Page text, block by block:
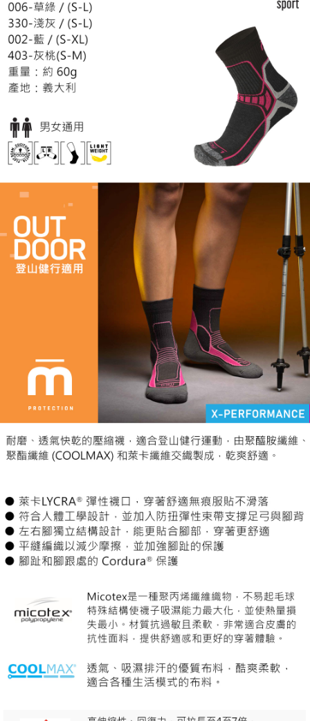
１．透過由恩沛科技股份有限公司提供之「AFTEE先享後付」服務完成之交
易，需依本服務之必要範圍內提供個人資料，並將交易相關給付款項請求債
權轉讓予恩沛科技股份有限公司。
２．關於個人資料處理事宜，請瀏覽以下網址：
https://aftee.tw/terms/#terms3
３．未成年的使用者請事先徵得法定代理人或監護人之同意方可使用
「AFTEE先享後付」，若未經同意申辦者引起之損失，本公司不負相關責
任。
４．使用「AFTEE先享後付」時，將依據個別帳號之用戶狀況，依本公司即
時審查核予不同之上限額度；若仍有額度不足之情形，本公司將視審查結果
請求用戶進行身份認證。
５．嚴禁一人註冊多個帳號或使用他人資訊註冊。若發現惡意使用之情形，
恩沛科技股份有限公司將有權停止該用戶之使用額度並採取法律行動。
貨到付款
每筆NT$130，滿NT$3,000(含以上)免運費